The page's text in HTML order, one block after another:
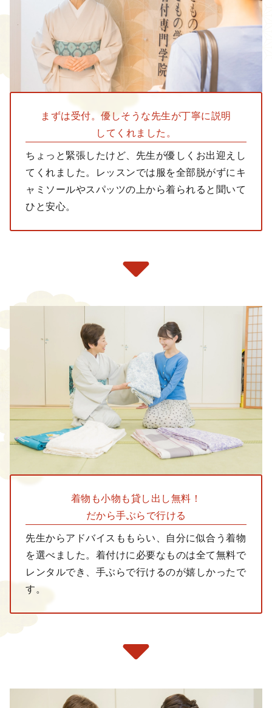
まずは受付。優しそうな先生が丁寧に説明
してくれました。
ちょっと緊張したけど、先生が優しくお出迎えし
てくれました。レッスンでは服を全部脱がずにキ
ャミソールやスパッツの上から着られると聞いて
ひと安心。
着物も小物も貸し出し無料！
だから手ぶらで行ける
先生からアドバイスももらい、自分に似合う着物
を選べました。着付けに必要なものは全て無料で
レンタルでき、手ぶらで行けるのが嬉しかったで
す。